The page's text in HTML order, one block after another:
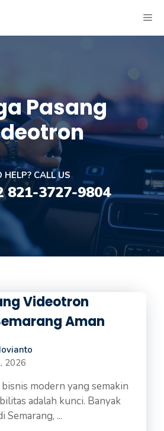
Pasang
HELP? CALL US
821-3727-9804
Videotron
Aman
2026
modern yang semakin
adalah kunci. Banyak
Semarang, ...